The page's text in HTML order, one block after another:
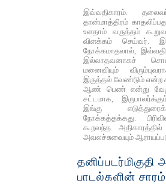
இவ்வதிகாரம். தலைவர்
தான்மாத்திரம்
உளதாம் வருத்தம்
விளக்கம் செய்வர்.
நோக்கமாதலால்,
இல்லாதவனாகச்
மனைவியும்
இருத்தல் வேண்டும் என்ற
ஆண் பெண் என்று
சட்டமாக,
இங்கு
நோக்கத்தக்கது.
கூறவந்த
அவலச்சுவையும்
தனிப்படர்மிகுதி
பாடல்களின் சாரம்